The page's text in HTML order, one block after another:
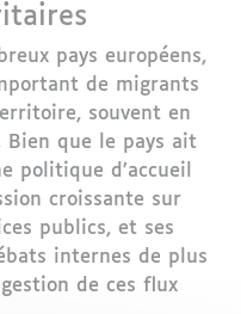
pays européens,
de migrants
souvent en
Bien que le pays ait
politique d’accueil
croissante sur
publics, et ses
internes de plus
de ces flux